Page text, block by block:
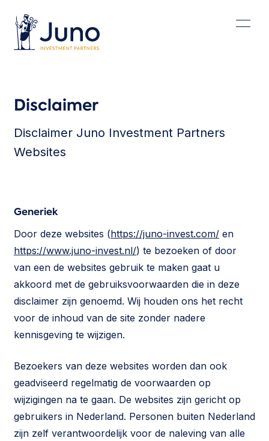
Disclaimer
Disclaimer
Disclaimer Juno Investment Partners
Websites
Generiek
Door deze websites (https://juno-invest.com/ en
https://www.juno-invest.nl/) te bezoeken of door
van een de websites gebruik te maken gaat u
akkoord met de gebruiksvoorwaarden die in deze
disclaimer zijn genoemd. Wij houden ons het recht
voor de inhoud van de site zonder nadere
kennisgeving te wijzigen.
Bezoekers van deze websites worden dan ook
geadviseerd regelmatig de voorwaarden op
wijzigingen na te gaan. De websites zijn gericht op
gebruikers in Nederland. Personen buiten Nederland
zijn zelf verantwoordelijk voor de naleving van alle